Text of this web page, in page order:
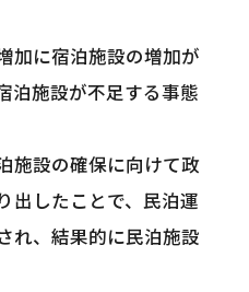
加に宿泊施設の増加が
泊施設が不足する事態
施設の確保に向けて政
出したことで、民泊運
れ、結果的に民泊施設